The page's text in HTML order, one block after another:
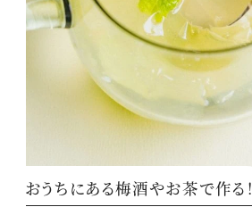
おうちにある梅酒やお茶で作る！